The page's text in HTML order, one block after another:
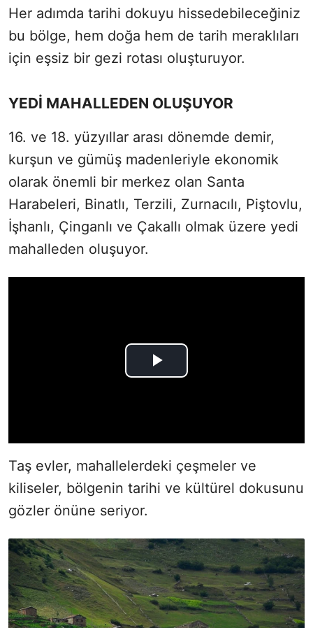
Her adımda tarihi dokuyu hissedebileceğiniz
bu bölge, hem doğa hem de tarih meraklıları
için eşsiz bir gezi rotası oluşturuyor.
YEDİ MAHALLEDEN OLUŞUYOR
16. ve 18. yüzyıllar arası dönemde demir,
kurşun ve gümüş madenleriyle ekonomik
olarak önemli bir merkez olan Santa
Harabeleri, Binatlı, Terzili, Zurnacılı, Piştovlu,
İşhanlı, Çinganlı ve Çakallı olmak üzere yedi
mahalleden oluşuyor.
Taş evler, mahallelerdeki çeşmeler ve
kiliseler, bölgenin tarihi ve kültürel dokusunu
gözler önüne seriyor.